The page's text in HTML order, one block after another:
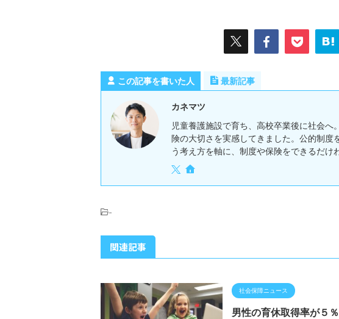
この記事を書いた人 最新記事
カネマツ
児童養護施設で育ち、高校卒業後に社会
険の大切さを実感してきました。公的制
う考え方を軸に、制度や保険をできるだけ
-
関連記事
社会保障ニュース
男性の育休取得率が５